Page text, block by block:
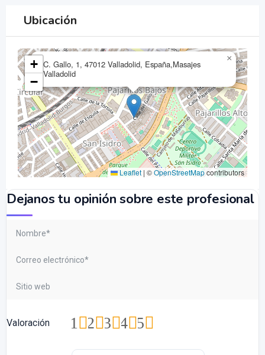
Ubicación
C. Gallo, 1, 47012 Valladolid, España,Masajes
Valladolid
×
+
−
Leaflet | ©OpenStreetMapcontributors
Dejanos tu opinión sobre este profesional
Valoración 5
4
3
2
1